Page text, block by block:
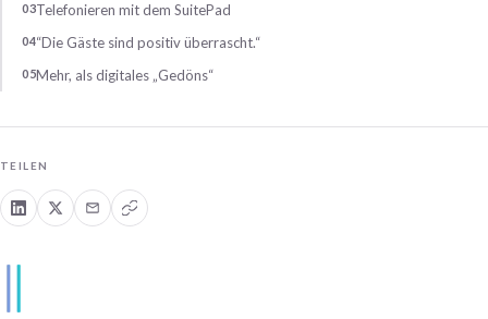
Telefonieren mit dem SuitePad
“Die Gäste sind positiv überrascht.“
Mehr, als digitales „Gedöns“
TEILEN